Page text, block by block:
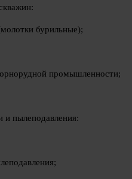
бурильные);
промышленности;
и пылеподавления: